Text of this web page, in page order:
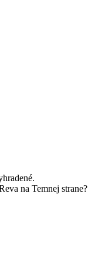
na Temnej strane?